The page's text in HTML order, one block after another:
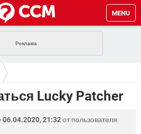
MENU
WINDOWS 10
INSTAGRAM
ИГРЫ
Lucky Patcher
06.04.2020, 21:32от пользователя